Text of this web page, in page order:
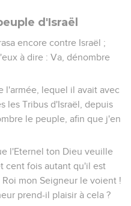
d'Israël
encore contre Israël ;
à dire : Va, dénombre
l'armée, lequel il avait avec
les Tribus d'Israël, depuis
le peuple, afin que j'en
l'Eternel ton Dieu veuille
cent fois autant qu'il est
mon Seigneur le voient !
prend-il plaisir à cela ?